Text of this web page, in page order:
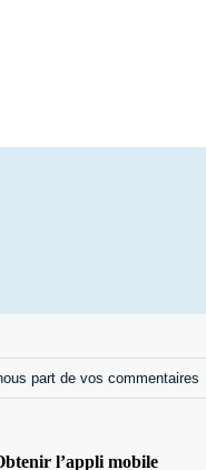
part de vos commentaires
l’appli mobile